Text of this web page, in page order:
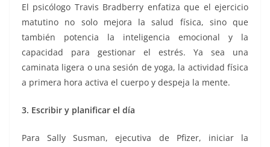
El psicólogo Travis Bradberry enfatiza que el ejercicio
matutino no solo mejora la salud física, sino que
también potencia la inteligencia emocional y la
capacidad para gestionar el estrés. Ya sea una
caminata ligera o una sesión de yoga, la actividad física
a primera hora activa el cuerpo y despeja la mente.
3. Escribir y planificar el día
Para Sally Susman, ejecutiva de Pfizer, iniciar la